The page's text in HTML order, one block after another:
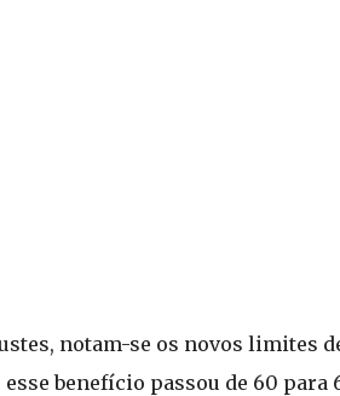
notam-se os novos limites
benefício passou de 60 para